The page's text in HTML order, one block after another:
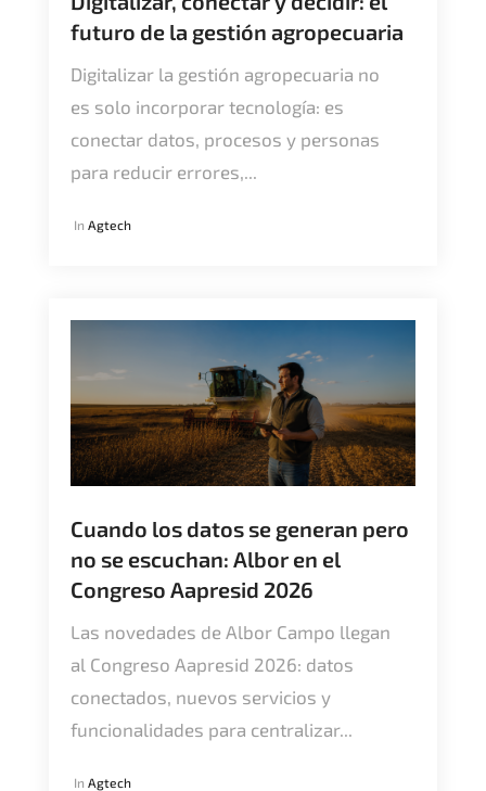
futuro de la gestión agropecuaria
Digitalizar la gestión agropecuaria no
es solo incorporar tecnología: es
conectar datos, procesos y personas
para reducir errores,...
In Agtech
Cuando los datos se generan pero
no se escuchan: Albor en el
Congreso Aapresid 2026
Las novedades de Albor Campo llegan
al Congreso Aapresid 2026: datos
conectados, nuevos servicios y
funcionalidades para centralizar...
In Agtech